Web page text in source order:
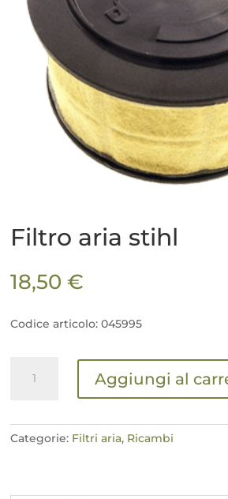
Filtro aria stihl
18,50€
Codice articolo: 045995
Aggiungi al
Categorie: Filtri aria, Ricambi